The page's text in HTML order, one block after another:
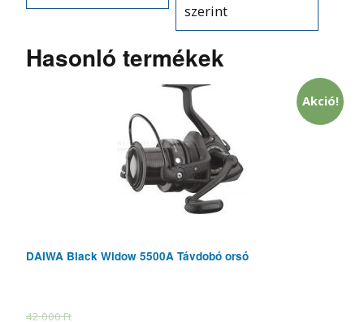
szerint
Hasonló termékek
Akció!
DAIWA Black Widow 5500A Távdobó orsó
42 000Ft